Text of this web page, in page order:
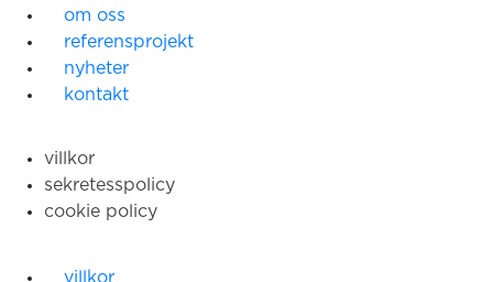
om oss
referensprojekt
nyheter
kontakt
villkor
sekretesspolicy
cookie policy
villkor